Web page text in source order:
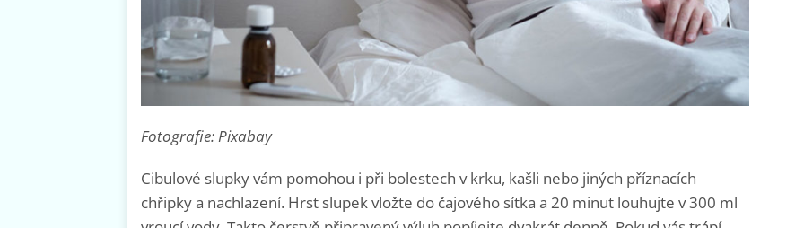
Fotografie: Pixabay
Cibulové slupky vám pomohou i při bolestech v krku, kašli nebo jiných příznacích
chřipky a nachlazení. Hrst slupek vložte do čajového sítka a 20 minut louhujte v 300 ml